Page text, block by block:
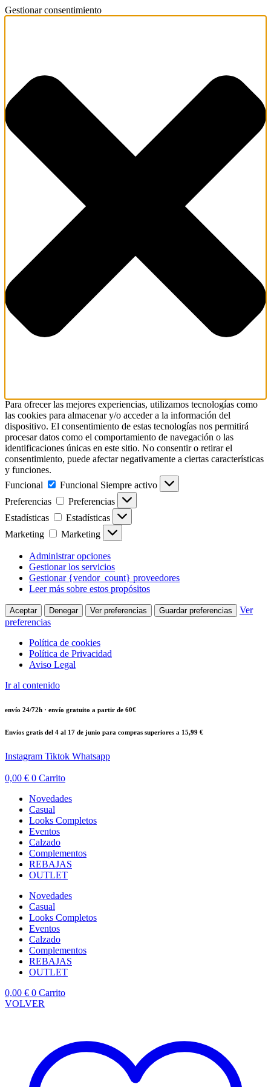
Gestionar consentimiento
Para ofrecer las mejores experiencias, utilizamos tecnologías como
las cookies para almacenar y/o acceder a la información del
dispositivo. El consentimiento de estas tecnologías nos permitirá
procesar datos como el comportamiento de navegación o las
identificaciones únicas en este sitio. No consentir o retirar el
consentimiento, puede afectar negativamente a ciertas características
y funciones.
Funcional
Funcional Siempre activo
Preferencias
Preferencias
Estadísticas
Estadísticas
Marketing
Marketing
Administrar opciones
Gestionar los servicios
Gestionar {vendor_count} proveedores
Leer más sobre estos propósitos
Aceptar Denegar Ver preferencias Guardar preferencias
Ver
preferencias
Política de cookies
Política de Privacidad
Aviso Legal
Ir al contenido
envío 24/72h · envío gratuito a partir de 60€
Envíos gratis del 4 al 17 de junio para compras superiores a 15,99 €
Instagram Tiktok Whatsapp
0,00 € 0 Carrito
Novedades
Casual
Looks Completos
Eventos
Calzado
Complementos
REBAJAS
OUTLET
Novedades
Casual
Looks Completos
Eventos
Calzado
Complementos
REBAJAS
OUTLET
0,00 € 0 Carrito
VOLVER